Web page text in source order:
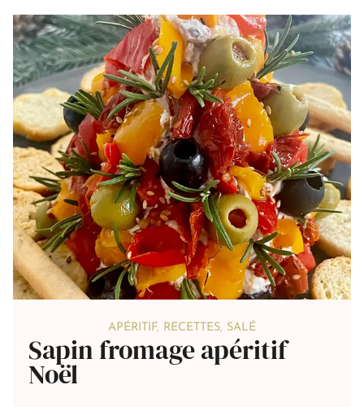
APÉRITIF, RECETTES, SALÉ
Sapin fromage apéritif
Noël